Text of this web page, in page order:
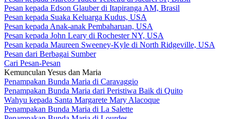
Pesan kepada Edson Glauber di Itapiranga AM, Brasil
Pesan kepada Suaka Keluarga Kudus, USA
Pesan kepada Anak-anak Pembaharuan, USA
Pesan kepada John Leary di Rochester NY, USA
Pesan kepada Maureen Sweeney-Kyle di North Ridgeville, USA
Pesan dari Berbagai Sumber
Cari Pesan-Pesan
Kemunculan Yesus dan Maria
Penampakan Bunda Maria di Caravaggio
Penampakan Bunda Maria dari Peristiwa Baik di Quito
Wahyu kepada Santa Margarete Mary Alacoque
Penampakan Bunda Maria di La Salette